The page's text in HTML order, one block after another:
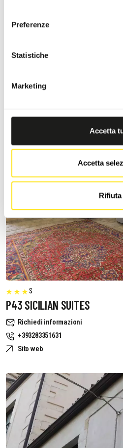
Preferenze
Statistiche
Marketing
Accetta
Accetta
Rifiuta
MORONERO IBLA SICILY
+393333094801
S
P43 SICILIAN SUITES
Richiedi informazioni
+393283351631
Sito web